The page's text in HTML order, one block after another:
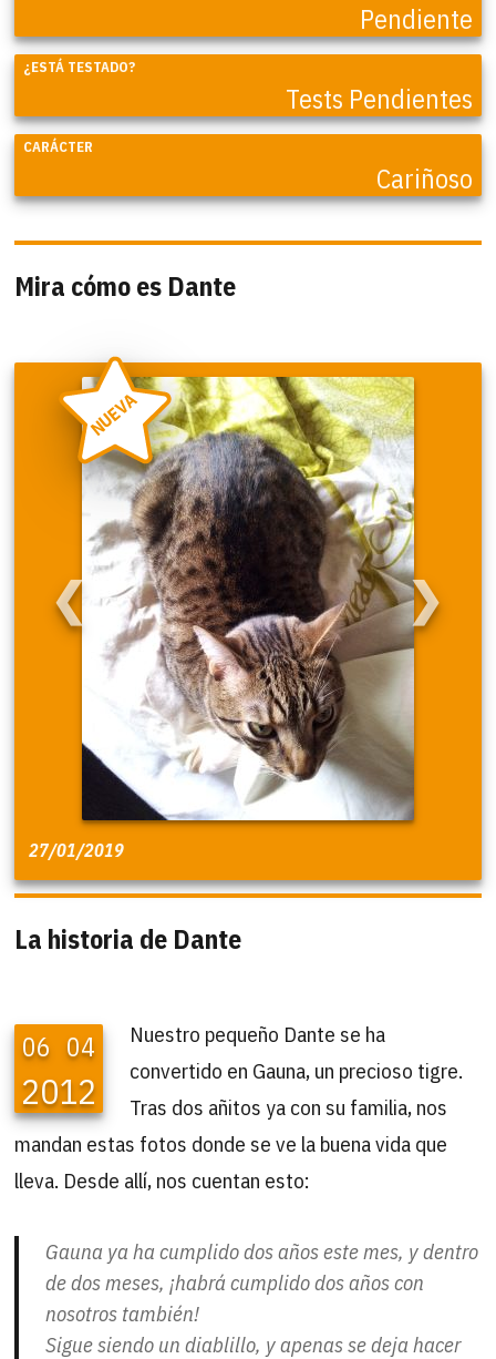
Pendiente
¿ESTÁ TESTADO?
Tests Pendientes
CARÁCTER
Cariñoso
Mira cómo es Dante
❮ ❯
NUEVA
27/01/2019
La historia de Dante
06 04
2012
Nuestro pequeño Dante se ha
convertido en Gauna, un precioso tigre.
Tras dos añitos ya con su familia, nos
mandan estas fotos donde se ve la buena vida que
lleva. Desde allí, nos cuentan esto:
Gauna ya ha cumplido dos años este mes, y dentro
de dos meses, ¡habrá cumplido dos años con
nosotros también!
Sigue siendo un diablillo, y apenas se deja hacer